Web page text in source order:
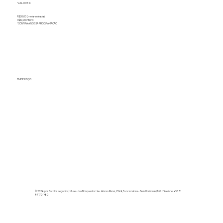
ENDEREÇO
VALORES:
R$20,00 (meia-entrada)
R$40,00 inteira
*CONFIRA A NOSSA PROGRAMAÇÃO
© 2026 por Escalar Negócios | Museu dos Brinquedos• Av. Afonso Pena, 2564, Funcionários - Belo Horizonte/MG • Telefone: +55 31
97170-1480